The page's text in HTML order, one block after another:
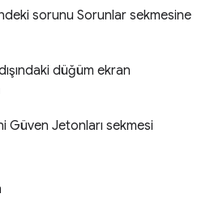
sorunu Sorunlar sekmesine
düğüm ekran
Güven Jetonları sekmesi